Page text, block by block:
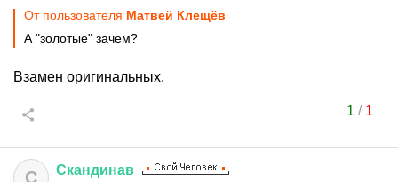
От пользователя Матвей Клещёв
А "золотые" зачем?
Взамен оригинальных.
1 / 1
С Скандинав